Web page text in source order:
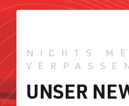
NICHTS
UNSER